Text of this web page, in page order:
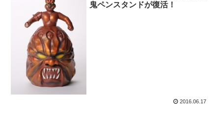
鬼ペンスタンドが復活！
2016.06.17